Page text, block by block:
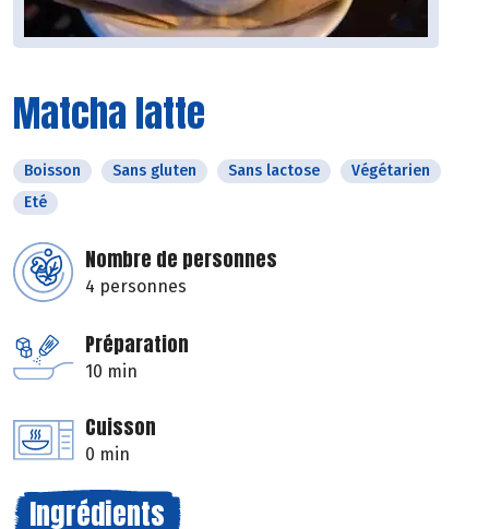
Matcha latte
Boisson Sans gluten Sans lactose
Végétarien
Eté
Nombre de personnes
4 personnes
Préparation
10 min
Cuisson
0 min
Ingrédients